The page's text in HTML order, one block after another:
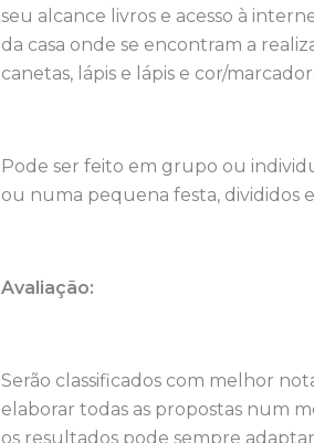
seu alcance livros e acesso à
da casa onde se encontram a
canetas, lápis e lápis e cor/
Pode ser feito em grupo ou
ou numa pequena festa, divididos
Avaliação:
Serão classificados com melhor
elaborar todas as propostas num
os resultados pode sempre